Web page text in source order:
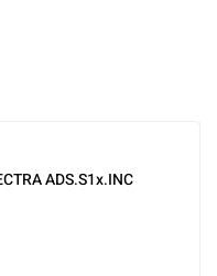
ADS.S1x.INC